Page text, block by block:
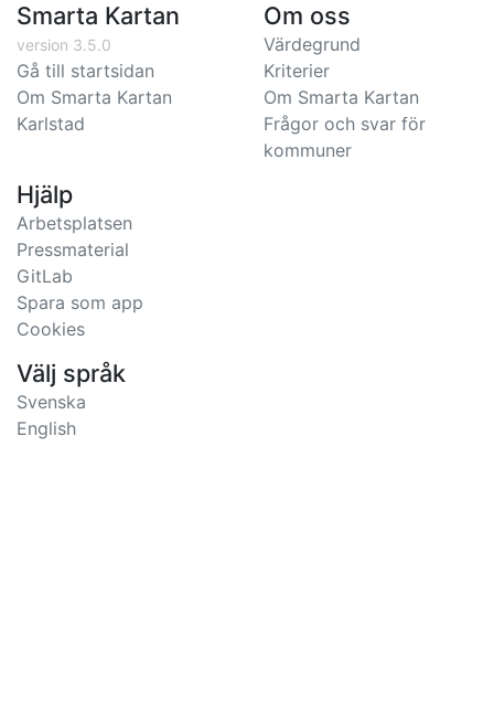
Smarta Kartan
version 3.5.0
Gå till startsidan
Om Smarta Kartan
Karlstad
Om oss
Värdegrund
Kriterier
Om Smarta Kartan
Frågor och svar för
kommuner
Hjälp
Arbetsplatsen
Pressmaterial
GitLab
Spara som app
Cookies
Välj språk
Svenska
English